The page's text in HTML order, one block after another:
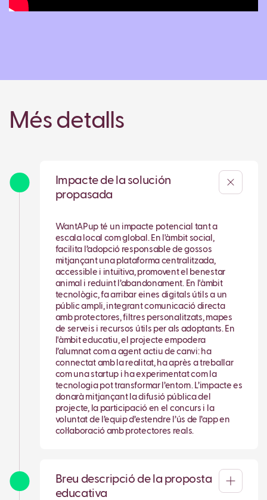
Més detalls
Impacte de la solución
propasada
WantAPup té un impacte potencial tant a
escala local com global. En l'àmbit social,
facilita l’adopció responsable de gossos
mitjançant una plataforma centralitzada,
accessible i intuïtiva, promovent el benestar
animal i reduint l’abandonament. En l'àmbit
tecnològic, fa arribar eines digitals útils a un
públic ampli, integrant comunicació directa
amb protectores, filtres personalitzats, mapes
de serveis i recursos útils per als adoptants. En
l'àmbit educatiu, el projecte empodera
l’alumnat com a agent actiu de canvi: ha
connectat amb la realitat, ha après a treballar
com una startup i ha experimentat com la
tecnologia pot transformar l’entorn. L’impacte es
donarà mitjançant la difusió pública del
projecte, la participació en el concurs i la
voluntat de l’equip d’estendre l’ús de l’app en
col·laboració amb protectores reals.
Breu descripció de la proposta
educativa